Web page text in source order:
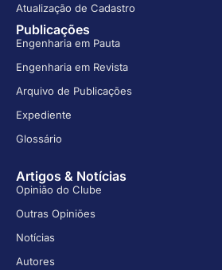
Atualização de Cadastro
Publicações
Engenharia em Pauta
Engenharia em Revista
Arquivo de Publicações
Expediente
Glossário
Artigos & Notícias
Opinião do Clube
Outras Opiniões
Notícias
Autores